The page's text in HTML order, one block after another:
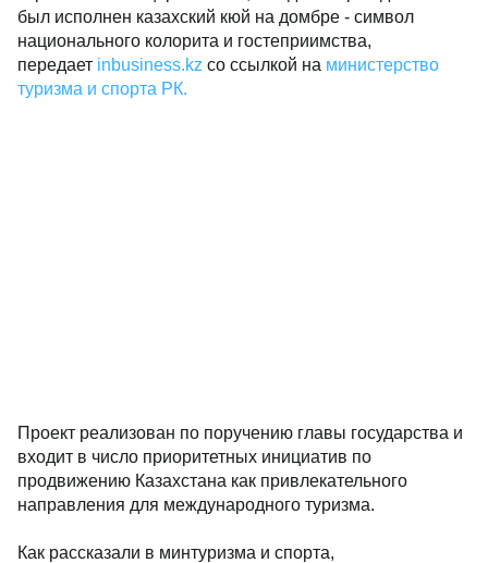
был исполнен казахский кюй на домбре - символ
национального колорита и гостеприимства,
передает inbusiness.kz со ссылкой на министерство
туризма и спорта РК.
Проект реализован по поручению главы государства и
входит в число приоритетных инициатив по
продвижению Казахстана как привлекательного
направления для международного туризма.
Как рассказали в минтуризма и спорта,